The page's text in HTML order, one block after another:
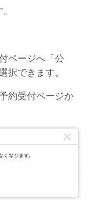
ページへ「公
択できます。
約受付ページか